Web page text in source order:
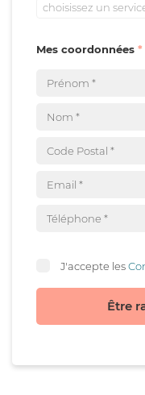
choisissez un
Mes coordonnées
J'accepte les
Être